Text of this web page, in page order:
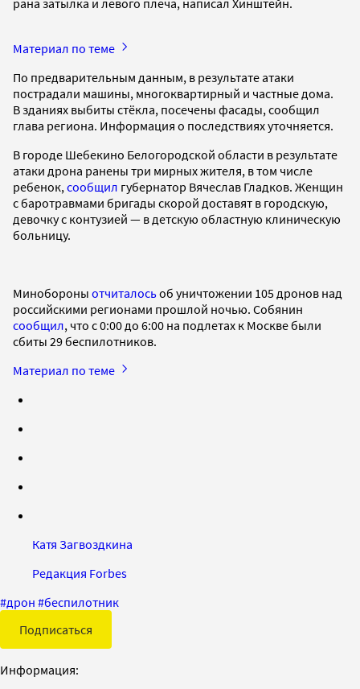
Материал по теме
По предварительным данным, в результате атаки
пострадали машины, многоквартирный и частные дома.
В зданиях выбиты стёкла, посечены фасады, сообщил
глава региона. Информация о последствиях уточняется.
В городе Шебекино Белогородской области в результате
атаки дрона ранены три мирных жителя, в том числе
ребенок, сообщил губернатор Вячеслав Гладков. Женщин
с баротравмами бригады скорой доставят в городскую,
девочку с контузией — в детскую областную клиническую
больницу.
Минобороны отчиталосьоб уничтожении 105 дронов над
российскими регионами прошлой ночью. Собянин
сообщил, что с 0:00 до 6:00 на подлетах к Москве были
сбиты 29 беспилотников.
Материал по теме
Катя Загвоздкина
Редакция Forbes
#дрон #беспилотник
Подписаться
Информация: